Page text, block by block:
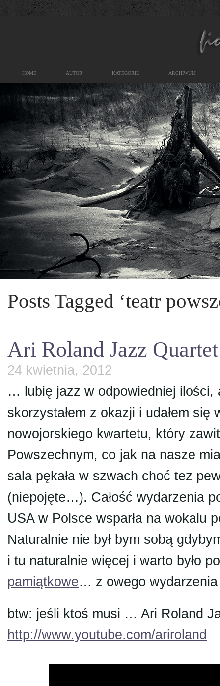
HOME AUTOR KATEGORIE ARCHIWUM
Posts Tagged ‘teatr
Ari Roland Jazz Quartet
24 kwietnia, 2012
… lubię jazz w odpowiedniej ilości,
skorzystałem z okazji i udałem
nowojorskiego kwartetu, który
Powszechnym, co jak na nasze
sala pękała w szwach choć tez
(niepojęte…). Całość wydarzenia
USA w Polsce wsparła na wokalu
Naturalnie nie był bym sobą
i tu naturalnie więcej i warto było
pamiątkowe… z owego wydarzenia
btw: jeśli ktoś musi … Ari Roland
http://www.youtube.com/ariroland